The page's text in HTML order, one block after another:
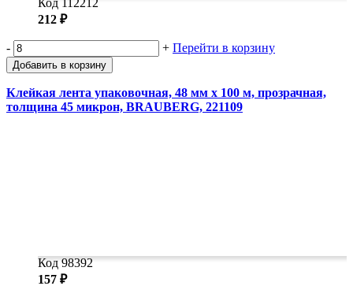
Код 112212
212 ₽
- + Перейти в корзину
Добавить в корзину
Клейкая лента упаковочная, 48 мм х 100 м, прозрачная,
толщина 45 микрон, BRAUBERG, 221109
Код 98392
157 ₽